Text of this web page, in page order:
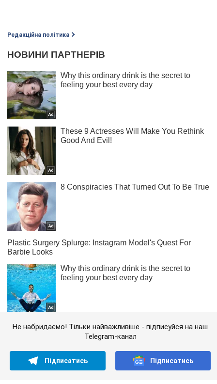
Редакційна політика
Не набридаємо! Тільки найважливіше - підписуйся на наш
Telegram-канал
Підписатись Підписатись